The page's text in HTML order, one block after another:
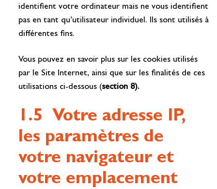
identifient votre ordinateur mais ne vous identifient
pas en tant qu’utilisateur individuel. Ils sont utilisés à
différentes fins.
Vous pouvez en savoir plus sur les cookies utilisés
par le Site Internet, ainsi que sur les finalités de ces
utilisations ci-dessous (section 8).
1.5 Votre adresse IP,
les paramètres de
votre navigateur et
votre emplacement